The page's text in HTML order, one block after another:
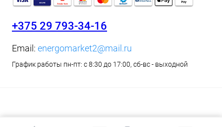
+375 29 793-34-16
Email: energomarket2@mail.ru
График работы пн-пт: с 8:30 до 17:00, сб-вс - выходной